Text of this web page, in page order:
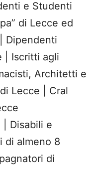
e Studenti
di Lecce ed
Dipendenti
| Iscritti agli
Architetti e
Lecce | Cral
| Disabili e
di almeno 8
di